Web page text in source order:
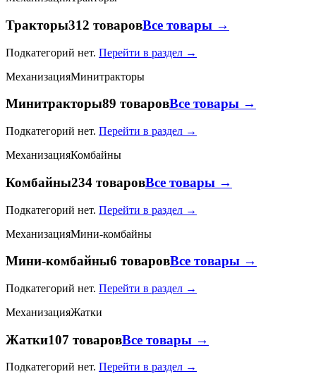
Тракторы312 товаровВсе товары →
Подкатегорий нет. Перейти в раздел →
МеханизацияМинитракторы
Минитракторы89 товаровВсе товары →
Подкатегорий нет. Перейти в раздел →
МеханизацияКомбайны
Комбайны234 товаровВсе товары →
Подкатегорий нет. Перейти в раздел →
МеханизацияМини-комбайны
Мини-комбайны6 товаровВсе товары →
Подкатегорий нет. Перейти в раздел →
МеханизацияЖатки
Жатки107 товаровВсе товары →
Подкатегорий нет. Перейти в раздел →